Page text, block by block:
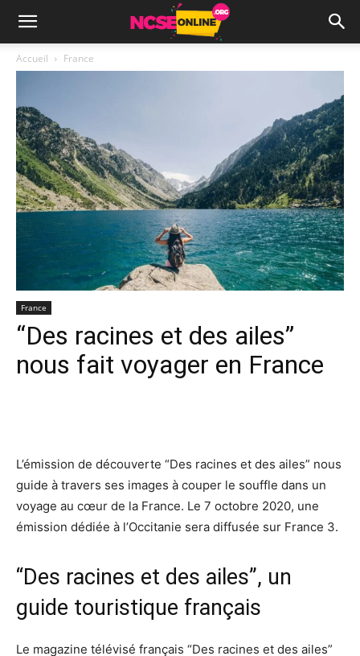
Accueil France
France
“Des racines et des ailes”
nous fait voyager en France
L’émission de découverte “Des racines et des ailes” nous
guide à travers ses images à couper le souffle dans un
voyage au cœur de la France. Le 7 octobre 2020, une
émission dédiée à l’Occitanie sera diffusée sur France 3.
“Des racines et des ailes”, un
guide touristique français
Le magazine télévisé français “Des racines et des ailes”